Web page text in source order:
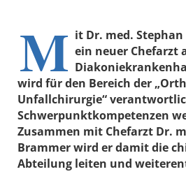
M it Dr. med.
ein neuer Chefarzt
wird für den Bereich der
Unfallchirurgie“
Schwerpunktkompetenzen
Zusammen mit Chefarzt Dr.
Brammer wird er damit die
Abteilung leiten und